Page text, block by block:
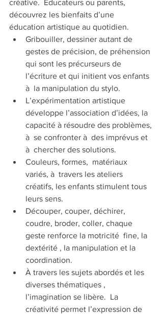
créative.  Éducateurs ou parents,
découvrez les bienfaits d’une
éducation artistique au quotidien.
Gribouiller, dessiner autant de
gestes de précision, de préhension
qui sont les précurseurs de
l’écriture et qui initient vos enfants
à  la manipulation du stylo.
L’expérimentation artistique
développe l’association d’idées, la
capacité à résoudre des problèmes,
à  se confronter à  des imprévus et
à  chercher des solutions.
Couleurs, formes,  matériaux
variés, à  travers les ateliers
créatifs, les enfants stimulent tous
leurs sens.
Découper, couper, déchirer,
coudre, broder, coller, chaque
geste renforce la motricité  fine, la
dextérité , la manipulation et la
coordination.
À travers les sujets abordés et les
diverses thématiques ,
l’imagination se libère.  La
créativité permet l’expression de